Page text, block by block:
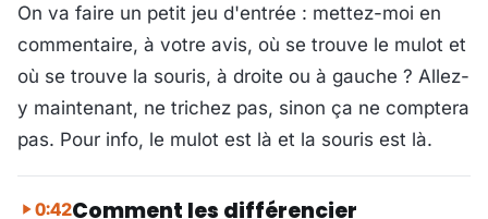
On va faire un petit jeu d'entrée : mettez-moi en
commentaire, à votre avis, où se trouve le mulot et
où se trouve la souris, à droite ou à gauche ? Allez-
y maintenant, ne trichez pas, sinon ça ne comptera
pas. Pour info, le mulot est là et la souris est là.
0:42Comment les différencier